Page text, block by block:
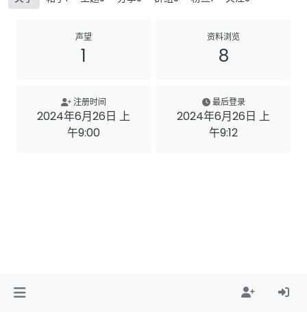
声望
1
资料浏览
8
注册时间
2024年6月26日 上
午9:00
最后登录
2024年6月26日 上
午9:12